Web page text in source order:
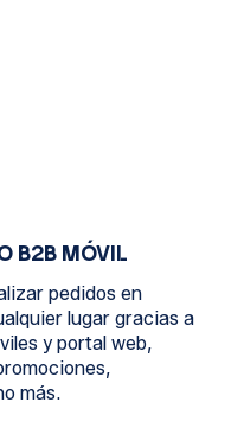
B2B MÓVIL
pedidos en
lugar gracias a
y portal web,
más.